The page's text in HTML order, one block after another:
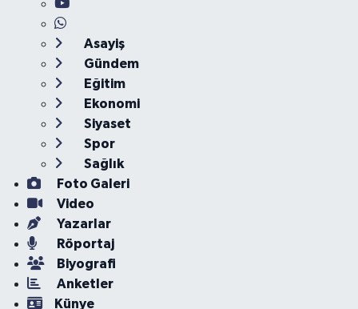
Asayiş
Gündem
Eğitim
Ekonomi
Siyaset
Spor
Sağlık
Foto Galeri
Video
Yazarlar
Röportaj
Biyografi
Anketler
Künye